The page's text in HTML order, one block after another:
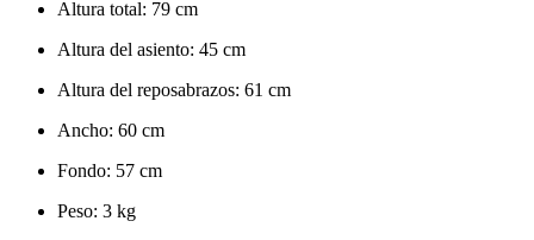
Altura total: 79 cm
Altura del asiento: 45 cm
Altura del reposabrazos: 61 cm
Ancho: 60 cm
Fondo: 57 cm
Peso: 3 kg